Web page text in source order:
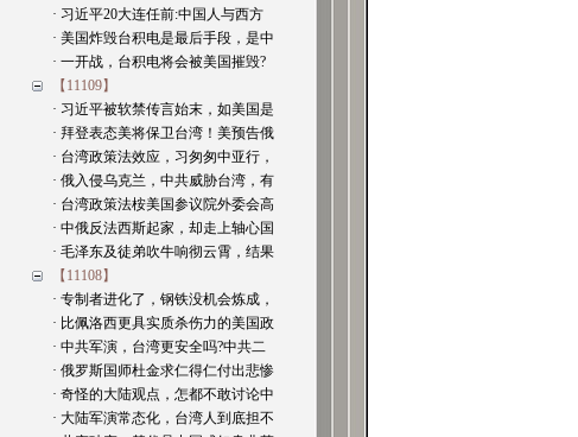
· 习近平20大连任前:中国人与西方
· 美国炸毁台积电是最后手段，是中
· 一开战，台积电将会被美国摧毁?
【11109】
· 习近平被软禁传言始末，如美国是
· 拜登表态美将保卫台湾！美预告俄
· 台湾政策法效应，习匆匆中亚行，
· 俄入侵乌克兰，中共威胁台湾，有
· 台湾政策法桉美国参议院外委会高
· 中俄反法西斯起家，却走上轴心国
· 毛泽东及徒弟吹牛响彻云霄，结果
【11108】
· 专制者进化了，钢铁没机会炼成，
· 比佩洛西更具实质杀伤力的美国政
· 中共军演，台湾更安全吗?中共二
· 俄罗斯国师杜金求仁得仁付出悲惨
· 奇怪的大陆观点，怎都不敢讨论中
· 大陆军演常态化，台湾人到底担不